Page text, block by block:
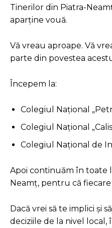
Tinerilor din Piatra-
aparține vouă.
Vă vreau aproape. Vă
parte din povestea
Începem la:
Colegiul Național
Colegiul Național
Colegiul Național de
Apoi continuăm în toate
Neamț, pentru că
Dacă vrei să te implici și
deciziile de la nivel